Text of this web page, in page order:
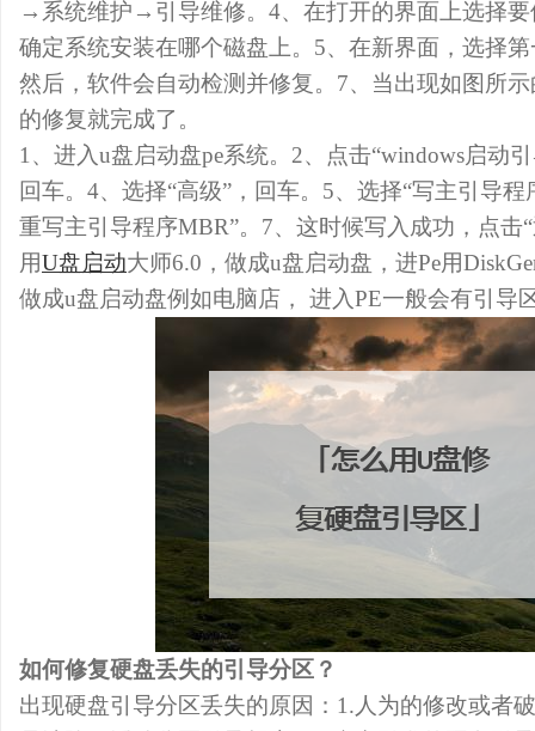
→系统维护→引导维修。4、在打开的界面上选择
确定系统安装在哪个磁盘上。5、在新界面，选择
然后，软件会自动检测并修复。7、当出现如图所
的修复就完成了。
1、进入u盘启动盘pe系统。2、点击“windows启动
回车。4、选择“高级”，回车。5、选择“写主引导
重写主引导程序MBR”。7、这时候写入成功，点击
用U盘启动大师6.0，做成u盘启动盘，进Pe用
做成u盘启动盘例如电脑店， 进入PE一般会有引导
如何修复硬盘丢失的引导分区？
出现硬盘引导分区丢失的原因：1.人为的修改或者